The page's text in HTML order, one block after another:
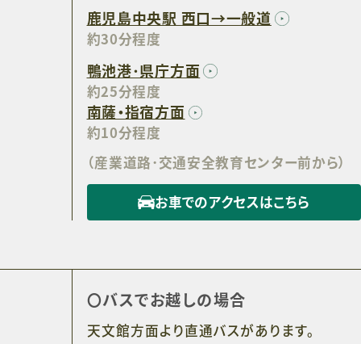
鹿児島中央駅 西口→一般道
約30分程度
鴨池港･県庁方面
約25分程度
南薩・指宿方面
約10分程度
（産業道路･交通安全教育センター前から）
お車でのアクセスはこちら
バスでお越しの場合
天文館方面より直通バスがあります。